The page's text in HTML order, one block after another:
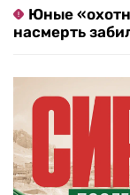
Юные
насмерть